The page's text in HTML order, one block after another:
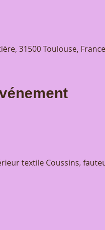
31500 Toulouse, France
textile Coussins,